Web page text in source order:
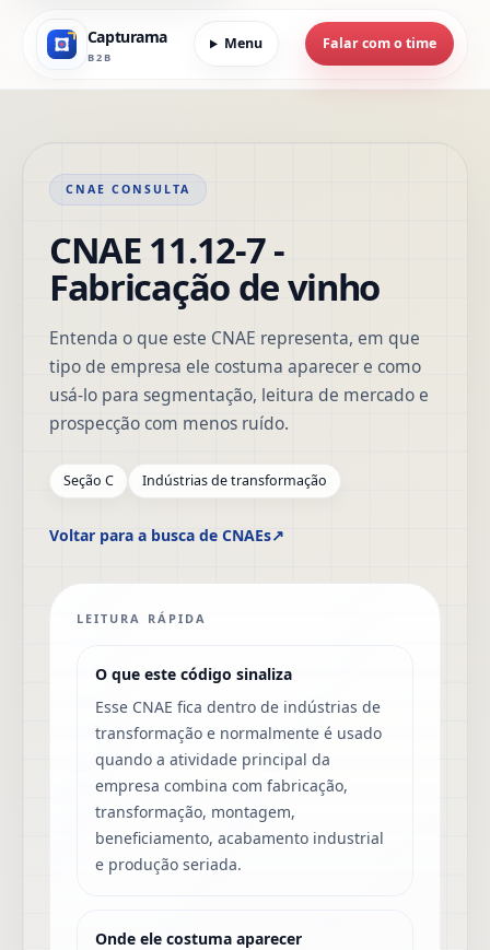
Capturama
B2B
Menu Falar com o time
CNAE CONSULTA
CNAE 11.12-7 -
Fabricação de vinho
Entenda o que este CNAE representa, em que
tipo de empresa ele costuma aparecer e como
usá-lo para segmentação, leitura de mercado e
prospecção com menos ruído.
Seção C Indústrias de transformação
Voltar para a busca de CNAEs↗
LEITURA RÁPIDA
O que este código sinaliza
Esse CNAE fica dentro de indústrias de
transformação e normalmente é usado
quando a atividade principal da
empresa combina com fabricação,
transformação, montagem,
beneficiamento, acabamento industrial
e produção seriada.
Onde ele costuma aparecer